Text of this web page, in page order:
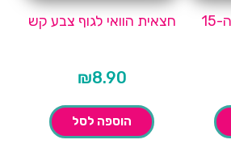
בלונים ורוד פוקסיה-15
חצאית הוואי לגוף צבע קש
₪8.90
הוספה לסל